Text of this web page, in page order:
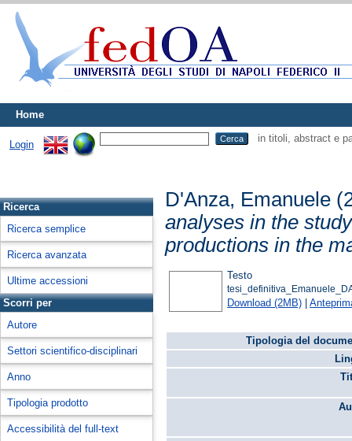
Home
Login
in titoli, abstract e
Ricerca
Ricerca semplice
Ricerca avanzata
Ultime accessioni
Scorri per
Autore
Settori scientifico-disciplinari
Anno
Tipologia prodotto
Accessibilità del full-text
D'Anza, Emanuele
analyses in the
productions in the
Testo
Download (2MB) |
Tipologia del